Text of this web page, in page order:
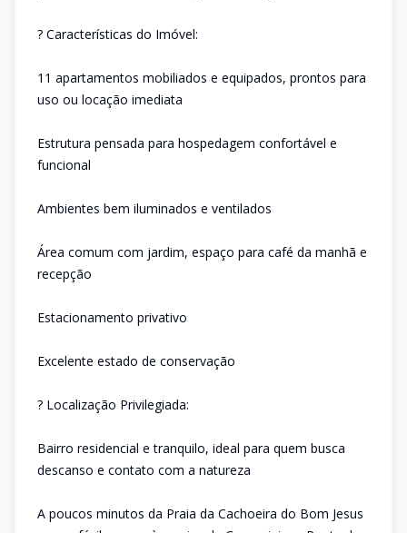
? Características do Imóvel:
11 apartamentos mobiliados e equipados, prontos para
uso ou locação imediata
Estrutura pensada para hospedagem confortável e
funcional
Ambientes bem iluminados e ventilados
Área comum com jardim, espaço para café da manhã e
recepção
Estacionamento privativo
Excelente estado de conservação
? Localização Privilegiada:
Bairro residencial e tranquilo, ideal para quem busca
descanso e contato com a natureza
A poucos minutos da Praia da Cachoeira do Bom Jesus